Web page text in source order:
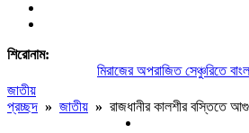
শিরোনাম:
মিরাজের অপরাজিত সেঞ্চুরিতে
জাতীয়
প্রচ্ছদ » জাতীয় » রাজধানীর কালশীর বস্তিতে